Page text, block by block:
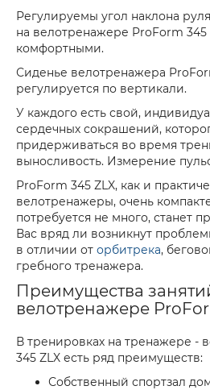
Регулируемы угол наклона
на велотренажере ProForm 345
комфортными.
Сиденье велотренажера
регулируется по вертикали.
У каждого есть свой,
сердечных сокрашений,
придерживаться во время
выносливость. Измерение
ProForm 345 ZLX, как и
велотренажеры, очень
потребуется не много, станет
Вас вряд ли возникнут
в отличии от орбитрека,
гребного тренажера.
Преимущества
велотренажере
В тренировках на тренажере -
345 ZLX есть ряд преимуществ:
Собственный спортзал